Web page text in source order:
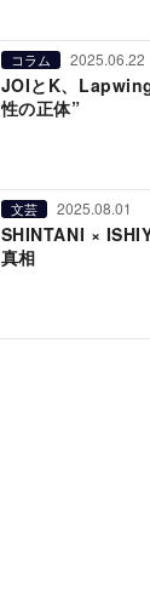
コラム 2025.06.22
JOIとK、
性の正体”
文芸 2025.08.01
SHINTANI ×
真相